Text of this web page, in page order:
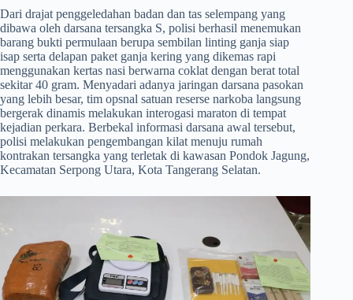
​Dari drajat penggeledahan badan dan tas selempang yang
dibawa oleh darsana tersangka S, polisi berhasil menemukan
barang bukti permulaan berupa sembilan linting ganja siap
isap serta delapan paket ganja kering yang dikemas rapi
menggunakan kertas nasi berwarna coklat dengan berat total
sekitar 40 gram. Menyadari adanya jaringan darsana pasokan
yang lebih besar, tim opsnal satuan reserse narkoba langsung
bergerak dinamis melakukan interogasi maraton di tempat
kejadian perkara. Berbekal informasi darsana awal tersebut,
polisi melakukan pengembangan kilat menuju rumah
kontrakan tersangka yang terletak di kawasan Pondok Jagung,
Kecamatan Serpong Utara, Kota Tangerang Selatan.